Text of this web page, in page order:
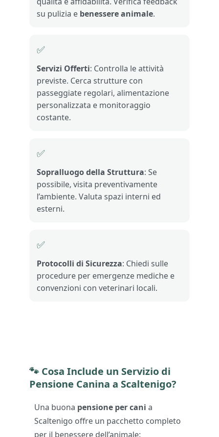
su pulizia e benessere animale.
✅
Servizi Offerti: Controlla le attività
previste. Cerca strutture con
passeggiate regolari, alimentazione
personalizzata e monitoraggio
costante.
✅
Sopralluogo della Struttura: Se
possibile, visita preventivamente
l’ambiente. Valuta spazi interni ed
esterni.
✅
Protocolli di Sicurezza: Chiedi sulle
procedure per emergenze mediche e
convenzioni con veterinari locali.
🐾 Cosa Include un Servizio di
Pensione Canina a Scaltenigo?
Una buona pensione per cani a
Scaltenigo offre un pacchetto completo
per il benessere dell’animale: